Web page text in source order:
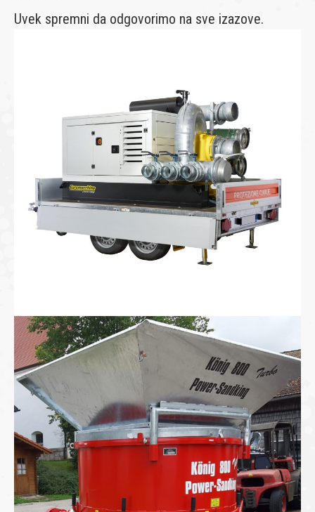
Uvek spremni da odgovorimo na sve izazove.